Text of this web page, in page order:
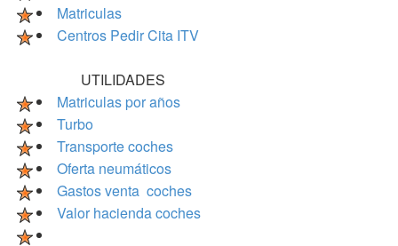
Matriculas
Centros Pedir Cita ITV
UTILIDADES
Matriculas por años
Turbo
Transporte coches
Oferta neumáticos
Gastos venta coches
Valor hacienda coches